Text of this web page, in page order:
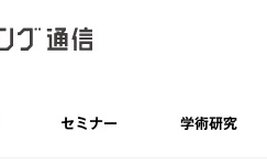
セミナー 学術研究